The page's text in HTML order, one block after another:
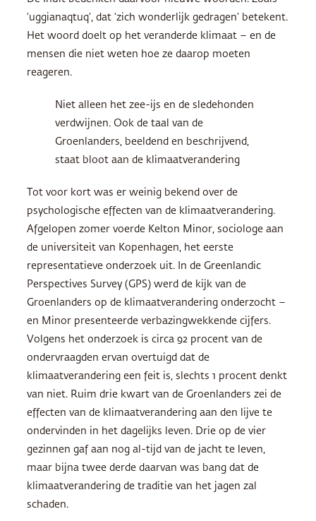
‘uggianaqtuq’, dat ‘zich wonderlijk gedragen’ betekent.
Het woord doelt op het veranderde klimaat – en de
mensen die niet weten hoe ze daarop moeten
reageren.
Niet alleen het zee-ijs en de sledehonden
verdwijnen. Ook de taal van de
Groenlanders, beeldend en beschrijvend,
staat bloot aan de klimaatverandering
Tot voor kort was er weinig bekend over de
psychologische effecten van de klimaatverandering.
Afgelopen zomer voerde Kelton Minor, sociologe aan
de universiteit van Kopenhagen, het eerste
representatieve onderzoek uit. In de Greenlandic
Perspectives Survey (GPS) werd de kijk van de
Groenlanders op de klimaatverandering onderzocht –
en Minor presenteerde verbazingwekkende cijfers.
Volgens het onderzoek is circa 92 procent van de
ondervraagden ervan overtuigd dat de
klimaatverandering een feit is, slechts 1 procent denkt
van niet. Ruim drie kwart van de Groenlanders zei de
effecten van de klimaatverandering aan den lijve te
ondervinden in het dagelijks leven. Drie op de vier
gezinnen gaf aan nog al-tijd van de jacht te leven,
maar bijna twee derde daarvan was bang dat de
klimaatverandering de traditie van het jagen zal
schaden.